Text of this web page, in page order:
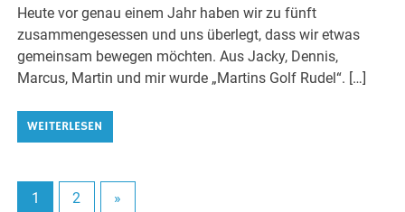
Heute vor genau einem Jahr haben wir zu fünft
zusammengesessen und uns überlegt, dass wir etwas
gemeinsam bewegen möchten. Aus Jacky, Dennis,
Marcus, Martin und mir wurde „Martins Golf Rudel“. […]
WEITERLESEN
1 2 »